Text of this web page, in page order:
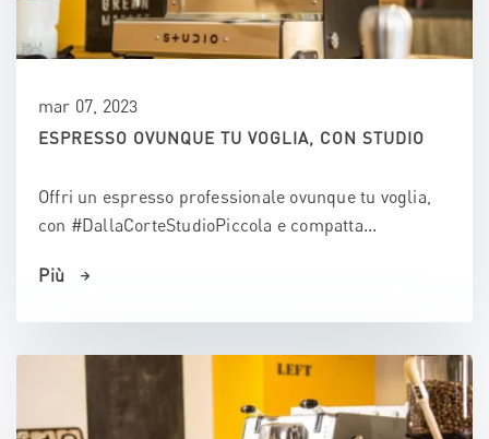
mar 07, 2023
ESPRESSO OVUNQUE TU VOGLIA, CON STUDIO
Offri un espresso professionale ovunque tu voglia,
con #DallaCorteStudioPiccola e compatta...
Più